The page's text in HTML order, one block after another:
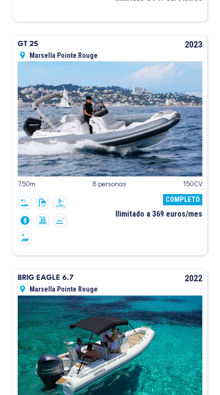
GT 25 2023
Marsella Pointe Rouge
7.50m 8 personas 150CV
COMPLETO
Ilimitado a 369 euros/mes
BRIG EAGLE 6.7 2022
Marsella Pointe Rouge